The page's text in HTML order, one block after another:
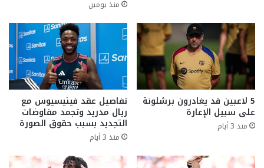
منذ يومين
5 لاعبين قد يغادرون برشلونة
على سبيل الإعارة
منذ 3 أيام
تفاصيل عقد فينيسيوس مع
ريال مدريد وتجمد مفاوضات
التجديد بسبب حقوق الصورة
منذ 3 أيام